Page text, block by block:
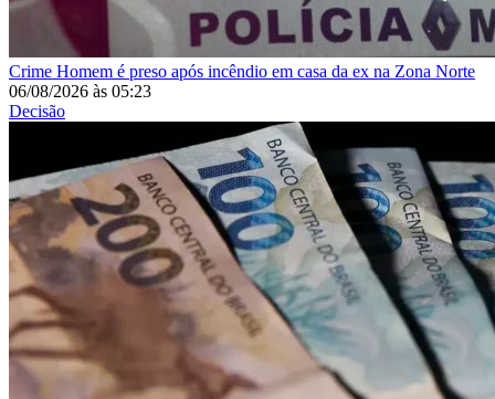
Crime Homem é preso após incêndio em casa da ex na Zona Norte
06/08/2026 às 05:23
Decisão